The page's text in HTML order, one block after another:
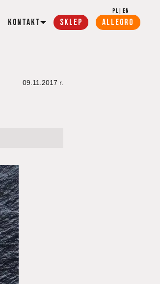
PL EN
Kontakt SKLEP ALLEGRO
09.11.2017 r.